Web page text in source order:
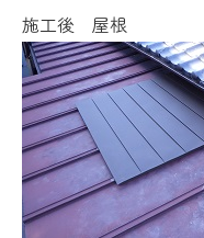
施工後 屋根